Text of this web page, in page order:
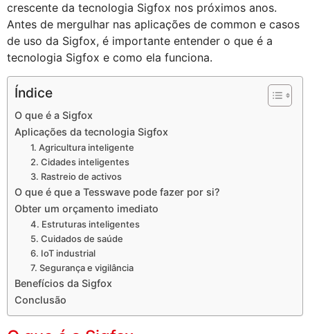
crescente da tecnologia Sigfox nos próximos anos.
Antes de mergulhar nas aplicações de common e casos
de uso da Sigfox, é importante entender o que é a
tecnologia Sigfox e como ela funciona.
Índice
O que é a Sigfox
Aplicações da tecnologia Sigfox
1. Agricultura inteligente
2. Cidades inteligentes
3. Rastreio de activos
O que é que a Tesswave pode fazer por si?
Obter um orçamento imediato
4. Estruturas inteligentes
5. Cuidados de saúde
6. IoT industrial
7. Segurança e vigilância
Benefícios da Sigfox
Conclusão